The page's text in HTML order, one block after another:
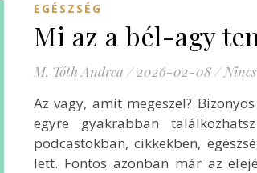
EGÉSZSÉG
Mi az a bél-agy
M. Tóth Andrea / 2026-02-08/
Az vagy, amit megeszel?
egyre gyakrabban
podcastokban, cikkekben,
lett. Fontos azonban már az